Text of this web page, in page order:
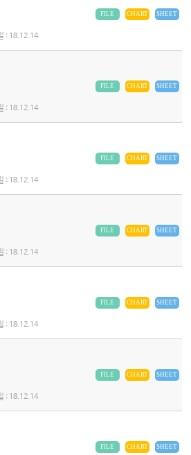
SHEET
CHART
FILE
: 18.12.14
SHEET
CHART
FILE
: 18.12.14
SHEET
CHART
FILE
: 18.12.14
SHEET
CHART
FILE
: 18.12.14
SHEET
CHART
FILE
: 18.12.14
SHEET
CHART
FILE
: 18.12.14
SHEET
CHART
FILE